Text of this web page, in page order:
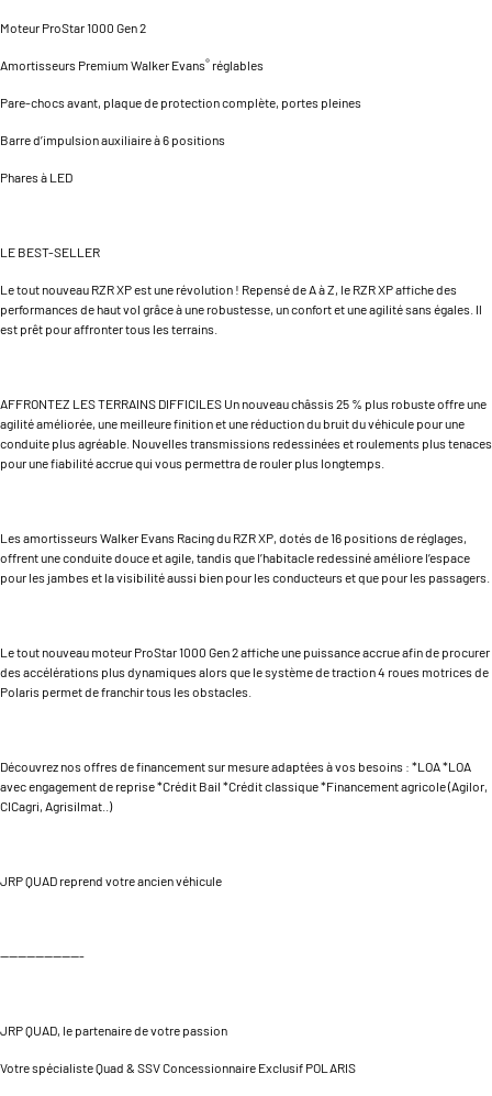
Moteur ProStar 1000 Gen 2
Amortisseurs Premium Walker Evans® réglables
Pare-chocs avant, plaque de protection complète, portes pleines
Barre d’impulsion auxiliaire à 6 positions
Phares à LED
LE BEST-SELLER
Le tout nouveau RZR XP est une révolution ! Repensé de A à Z, le RZR XP affiche des
performances de haut vol grâce à une robustesse, un confort et une agilité sans égales. Il
est prêt pour affronter tous les terrains.
AFFRONTEZ LES TERRAINS DIFFICILES Un nouveau châssis 25 % plus robuste offre une
agilité améliorée, une meilleure finition et une réduction du bruit du véhicule pour une
conduite plus agréable. Nouvelles transmissions redessinées et roulements plus tenaces
pour une fiabilité accrue qui vous permettra de rouler plus longtemps.
Les amortisseurs Walker Evans Racing du RZR XP, dotés de 16 positions de réglages,
offrent une conduite douce et agile, tandis que l’habitacle redessiné améliore l’espace
pour les jambes et la visibilité aussi bien pour les conducteurs et que pour les passagers.
Le tout nouveau moteur ProStar 1000 Gen 2 affiche une puissance accrue afin de procurer
des accélérations plus dynamiques alors que le système de traction 4 roues motrices de
Polaris permet de franchir tous les obstacles.
Découvrez nos offres de financement sur mesure adaptées à vos besoins : *LOA *LOA
avec engagement de reprise *Crédit Bail *Crédit classique *Financement agricole (Agilor,
CICagri, Agrisilmat..)
JRP QUAD reprend votre ancien véhicule
-------------------
JRP QUAD, le partenaire de votre passion
Votre spécialiste Quad & SSV Concessionnaire Exclusif POLARIS